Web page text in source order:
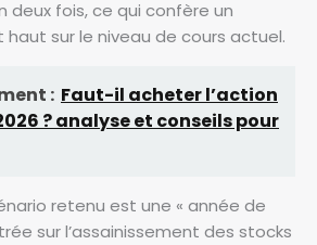
deux fois, ce qui confère un
sur le niveau de cours actuel.
: Faut-il acheter l’action
? analyse et conseils pour
retenu est une « année de
sur l’assainissement des stocks